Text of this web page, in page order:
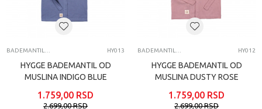
HY013
HYGGE BADEMANTIL OD
MUSLINA INDIGO BLUE
1.759,00 RSD
2.699,00RSD
HY012
HYGGE BADEMANTIL OD
MUSLINA DUSTY ROSE
1.759,00 RSD
2.699,00RSD